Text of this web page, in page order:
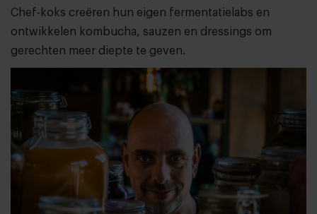
Chef-koks creëren hun eigen fermentatielabs en
ontwikkelen kombucha, sauzen en dressings om
gerechten meer diepte te geven.